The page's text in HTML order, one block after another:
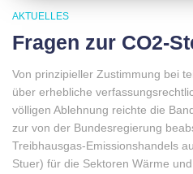
AKTUELLES
Fragen zur CO2-
Von prinzipieller Zustimmung bei
über erhebliche
völligen Ablehnung reichte die
zur von der Bundesregierung
Treibhausgas-Emissionshandels
Stuer) für die Sektoren Wärme